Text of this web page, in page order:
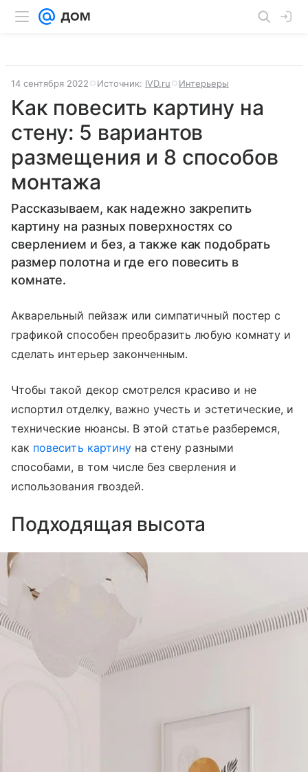
14 сентября 2022 Источник: IVD.ru Интерьеры
Как повесить картину на
стену: 5 вариантов
размещения и 8 способов
монтажа
Рассказываем, как надежно закрепить
картину на разных поверхностях со
сверлением и без, а также как подобрать
размер полотна и где его повесить в
комнате.
Акварельный пейзаж или симпатичный постер с
графикой способен преобразить любую комнату и
сделать интерьер законченным.
Чтобы такой декор смотрелся красиво и не
испортил отделку, важно учесть и эстетические, и
технические нюансы. В этой статье разберемся,
как повесить картинуна стену разными
способами, в том числе без сверления и
использования гвоздей.
Подходящая высота